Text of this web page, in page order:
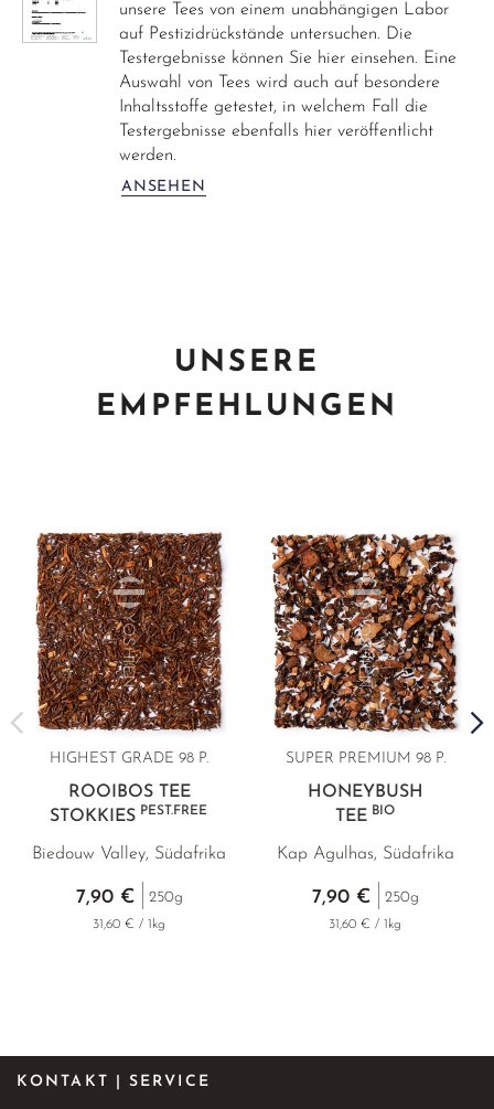
unsere Tees von einem unabhängigen Labor
auf Pestizidrückstände untersuchen. Die
Testergebnisse können Sie hier einsehen. Eine
Auswahl von Tees wird auch auf besondere
Inhaltsstoffe getestet, in welchem Fall die
Testergebnisse ebenfalls hier veröffentlicht
werden.
ANSEHEN
UNSERE
EMPFEHLUNGEN
HIGHEST GRADE 98 P.
ROOIBOS TEE
STOKKIES PEST.FREE
Biedouw Valley, Südafrika
7,90 € 250g
31,60 € / 1kg
SUPER PREMIUM 98 P.
HONEYBUSH
TEE BIO
Kap Agulhas, Südafrika
7,90 € 250g
31,60 € / 1kg
KONTAKT | SERVICE